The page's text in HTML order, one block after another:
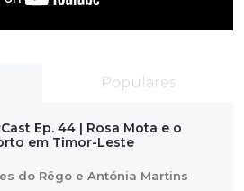
Populares
Ep. 44 | Rosa Mota e o
em Timor-Leste
do Rêgo e Antónia Martins